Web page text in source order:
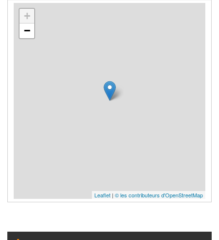
+
−
Leaflet | © les contributeurs d'OpenStreetMap